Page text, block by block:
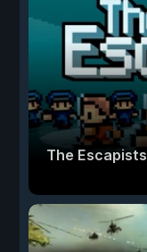
The Escapists